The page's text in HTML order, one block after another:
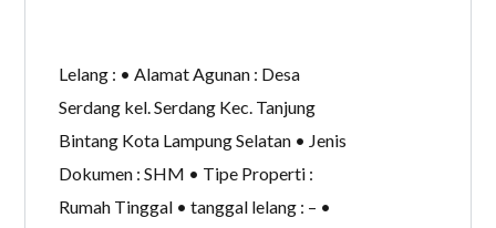
Lelang : • Alamat Agunan : Desa
Serdang kel. Serdang Kec. Tanjung
Bintang Kota Lampung Selatan • Jenis
Dokumen : SHM • Tipe Properti :
Rumah Tinggal • tanggal lelang : – •